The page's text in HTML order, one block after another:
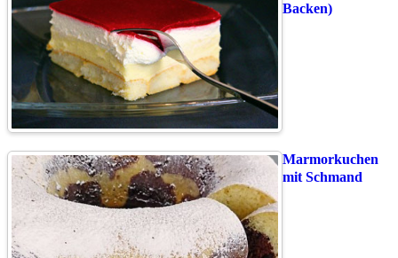
Backen)
Marmorkuchen
mit Schmand